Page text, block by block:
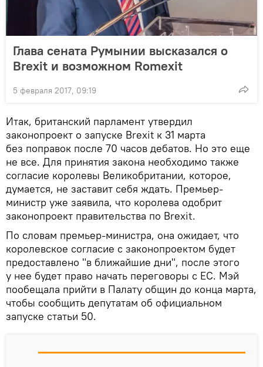
Глава сената Румынии высказался о
Brexit и возможном Romexit
5 февраля 2017, 09:19
Итак, британский парламент утвердил
законопроект о запуске Brexit к 31 марта
без поправок после 70 часов дебатов. Но это еще
не все. Для принятия закона необходимо также
согласие королевы Великобритании, которое,
думается, не заставит себя ждать. Премьер-
министр уже заявила, что королева одобрит
законопроект правительства по Brexit.
По словам премьер-министра, она ожидает, что
королевское согласие с законопроектом будет
предоставлено "в ближайшие дни", после этого
у нее будет право начать переговоры с ЕС. Мэй
пообещала прийти в Палату общин до конца марта,
чтобы сообщить депутатам об официальном
запуске статьи 50.